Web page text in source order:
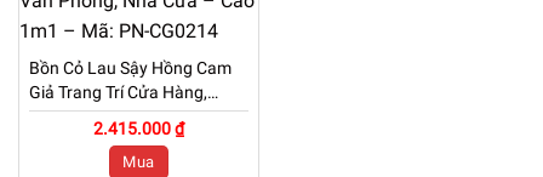
Bồn Cỏ Lau Sậy Hồng Cam
Giả Trang Trí Cửa Hàng,
Studio, Tiệm Quán, Văn
Phòng, Nhà Cửa – Cao 1m1
– Mã: PN-CG0214
2.415.000 ₫
Mua